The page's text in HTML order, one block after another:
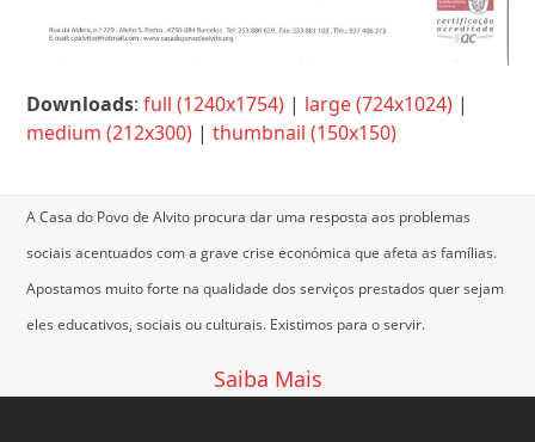
Downloads:full (1240x1754) | large (724x1024) |
medium (212x300) |thumbnail (150x150)
A Casa do Povo de Alvito procura dar uma resposta aos problemas
sociais acentuados com a grave crise económica que afeta as famílias.
Apostamos muito forte na qualidade dos serviços prestados quer sejam
eles educativos, sociais ou culturais. Existimos para o servir.
Saiba Mais